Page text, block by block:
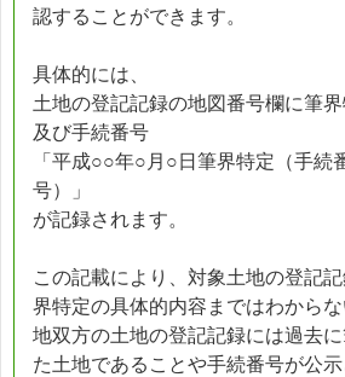
認することができます。
具体的には、
土地の登記記録の地図番号欄に筆
及び手続番号
「平成○○年○月○日筆界特定（手続
号）」
が記録されます。
この記載により、対象土地の登記
界特定の具体的内容まではわから
地双方の土地の登記記録には過去
た土地であることや手続番号が公示